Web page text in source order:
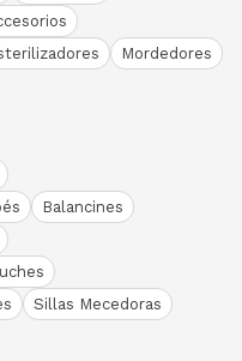
Mordedores
Balancines
Sillas Mecedoras